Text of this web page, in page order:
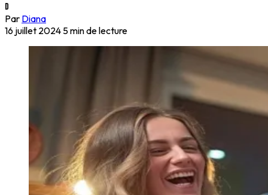
D
Par Diana
16 juillet 2024 5 min de lecture